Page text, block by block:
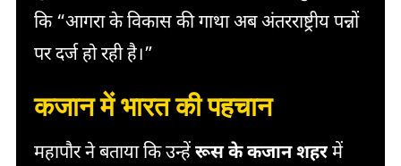
कि “आगरा के विकास की गाथा अब अंतरराष्ट्रीय पन्नों
पर दर्ज हो रही है।”
कजान में भारत की पहचान
महापौर ने बताया कि उन्हेंरूस के कजान शहरमें